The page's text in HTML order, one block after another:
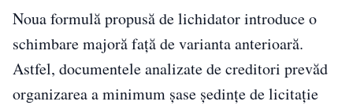
Noua formulă propusă de lichidator introduce o
schimbare majoră față de varianta anterioară.
Astfel, documentele analizate de creditori prevăd
organizarea a minimum șase ședințe de licitație